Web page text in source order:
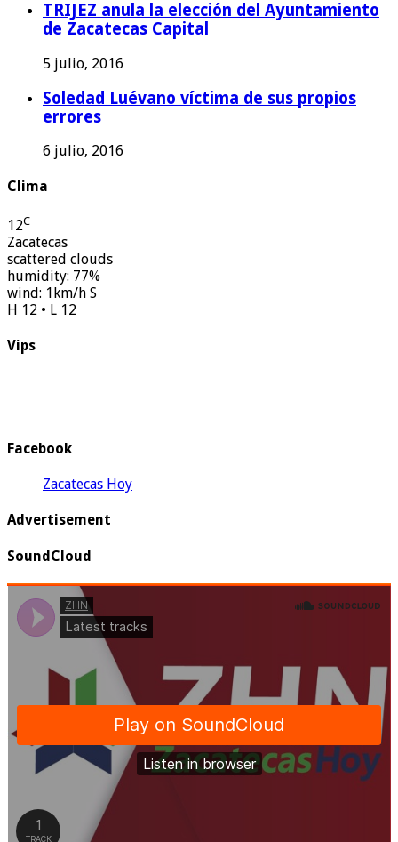
TRIJEZ anula la elección del Ayuntamiento
de Zacatecas Capital
5 julio, 2016
Soledad Luévano víctima de sus propios
errores
6 julio, 2016
Clima
12C
Zacatecas
scattered clouds
humidity: 77%
wind: 1km/h S
H 12 • L 12
Vips
Facebook
Zacatecas Hoy
Advertisement
SoundCloud